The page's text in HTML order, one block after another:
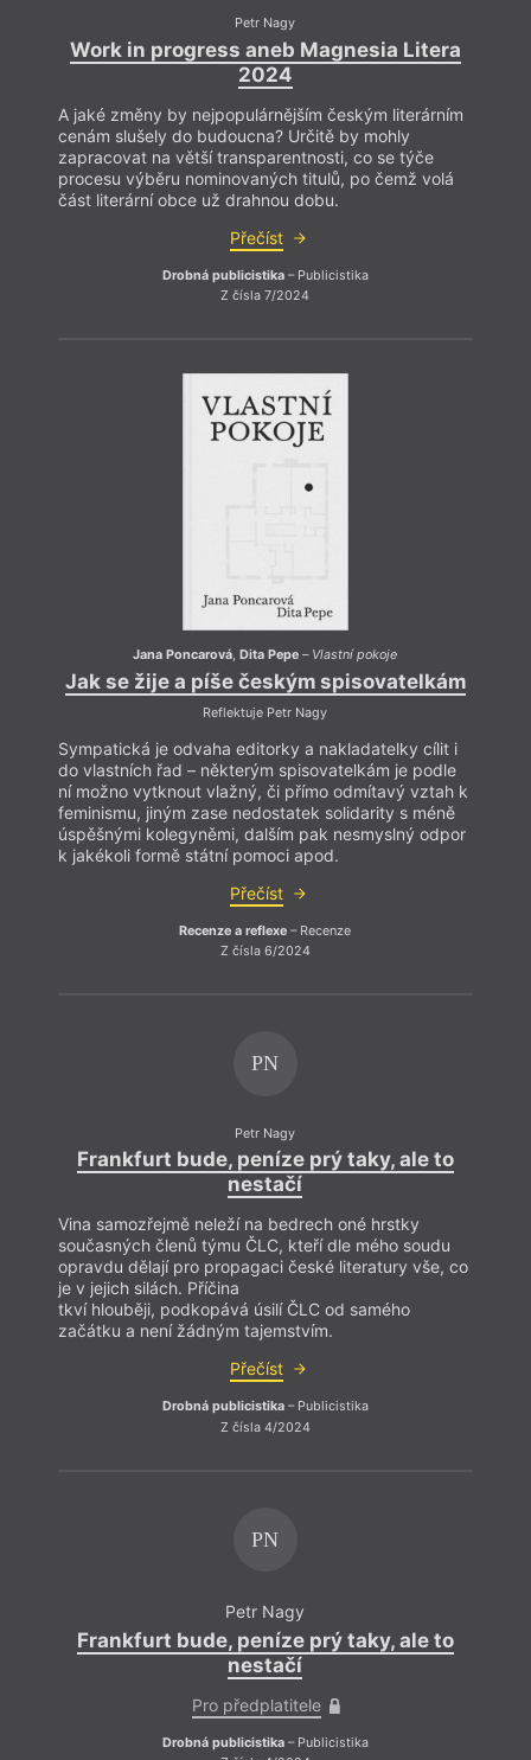
Petr Nagy
Work in progress aneb Magnesia Litera
2024
A jaké změny by nejpopulárnějším českým literárním
cenám slušely do budoucna? Určitě by mohly
zapracovat na větší transparentnosti, co se týče
procesu výběru nominovaných titulů, po čemž volá
část literární obce už drahnou dobu.
Přečíst
Drobná publicistika– Publicistika
Z čísla 7/2024
Jana Poncarová,Dita Pepe – Vlastní pokoje
Jak se žije a píše českým spisovatelkám
Reflektuje Petr Nagy
Sympatická je odvaha editorky a nakladatelky cílit i
do vlastních řad – některým spisovatelkám je podle
ní možno vytknout vlažný, či přímo odmítavý vztah k
feminismu, jiným zase nedostatek solidarity s méně
úspěšnými kolegyněmi, dalším pak nesmyslný odpor
k jakékoli formě státní pomoci apod.
Přečíst
Recenze a reflexe – Recenze
Z čísla 6/2024
PN
Petr Nagy
Frankfurt bude, peníze prý taky, ale to
nestačí
Vina samozřejmě neleží na bedrech oné hrstky
současných členů týmu ČLC, kteří dle mého soudu
opravdu dělají pro propagaci české literatury vše, co
je v jejich silách. Příčina
tkví hlouběji, podkopává úsilí ČLC od samého
začátku a není žádným tajemstvím.
Přečíst
Drobná publicistika– Publicistika
Z čísla 4/2024
PN
Petr Nagy
Frankfurt bude, peníze prý taky, ale to
nestačí
Pro předplatitele
Drobná publicistika– Publicistika